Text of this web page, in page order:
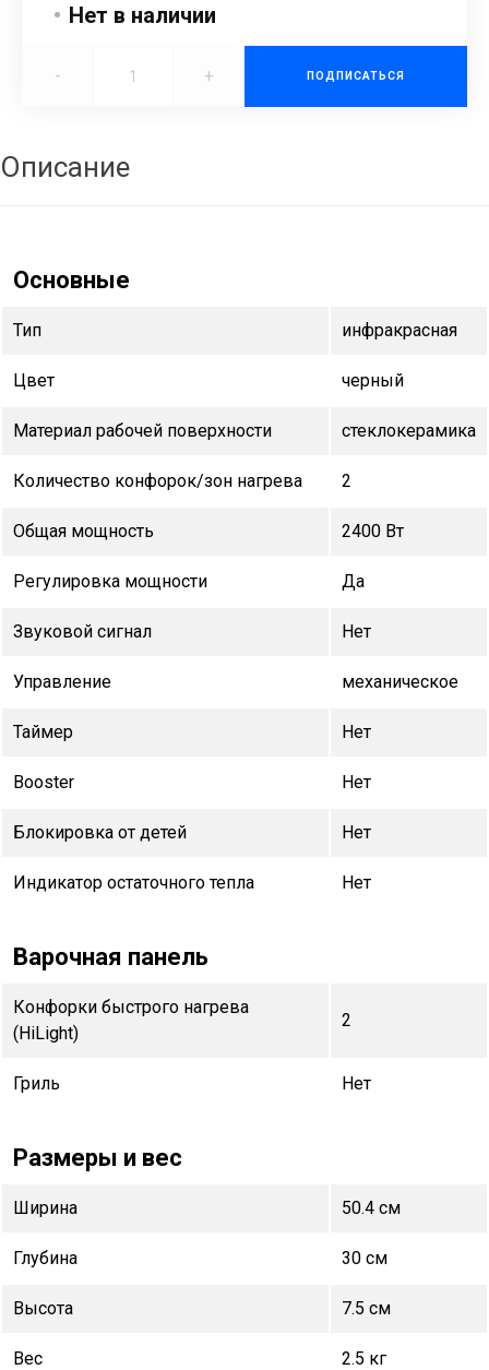
Нет в наличии
- + ПОДПИСАТЬСЯ
Описание
Основные
Тип инфракрасная
Цвет черный
Материал рабочей поверхности cтеклокерамика
Количество конфорок/зон нагрева 2
Общая мощность 2400 Вт
Регулировка мощности Да
Звуковой сигнал Нет
Управление механическое
Таймер Нет
Booster Нет
Блокировка от детей Нет
Индикатор остаточного тепла Нет
Варочная панель
Конфорки быстрого нагрева
(HiLight)
2
Гриль Нет
Размеры и вес
Ширина 50.4 см
Глубина 30 см
Высота 7.5 см
Вес 2.5 кг